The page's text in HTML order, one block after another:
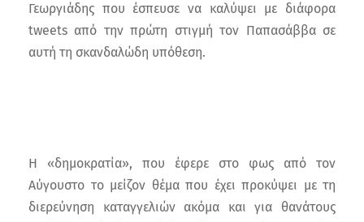
Γεωργιάδης που έσπευσε να καλύψει με διάφορα
tweets από την πρώτη στιγμή τον Παπασάββα σε
αυτή τη σκανδαλώδη υπόθεση.
Η «δημοκρατία», που έφερε στο φως από τον
Αύγουστο το μείζον θέμα που έχει προκύψει με τη
διερεύνηση καταγγελιών ακόμα και για θανάτους